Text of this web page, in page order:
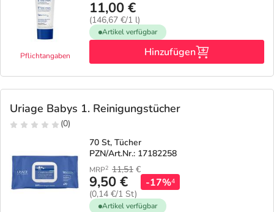
Pflichtangaben
11,00 €
(146,67 €/1 l)
Artikel verfügbar
Hinzufügen
Uriage Babys 1. Reinigungstücher
(0)
70 St, Tücher
PZN/Art.Nr.: 17182258
MRP2 11,51 €
9,50 €
(0,14 €/1 St)
-17%4
Artikel verfügbar